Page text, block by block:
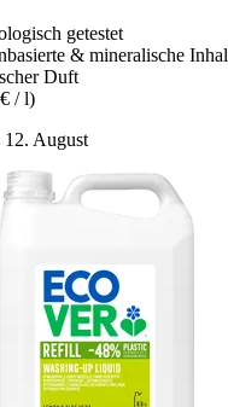
getestet
& mineralische
Duft
/ l)
12. August